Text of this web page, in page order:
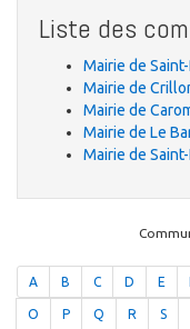
Liste des
Mairie de
Mairie de
Mairie de
Mairie de Le
Mairie de
A B C D E
O P Q R S